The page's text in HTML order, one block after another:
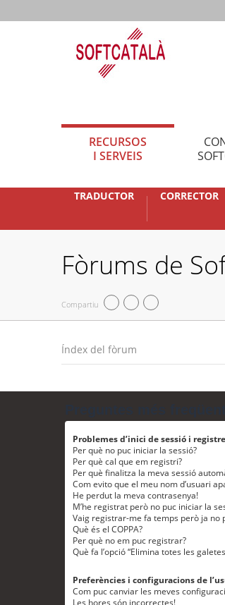
RECURSOS
I SERVEIS
TRADUCTOR CORRECTOR
Fòrums de
Compartiu
Índex del fòrum
Problemes d’inici de sessió i registre
Per què no puc iniciar la sessió?
Per què cal que em registri?
Per què finalitza la meva sessió
Com evito que el meu nom d’usuari
He perdut la meva contrasenya!
M’he registrat però no puc iniciar la
Vaig registrar-me fa temps però ja no
Què és el COPPA?
Per què no em puc registrar?
Què fa l’opció “Elimina totes les
Preferències i configuracions de
Com puc canviar les meves